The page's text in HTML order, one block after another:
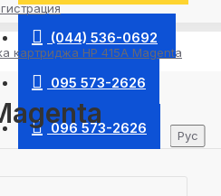
Рус
(044) 536-0692
095 573-2626
096 573-2626
картриджа HP 415A Magenta